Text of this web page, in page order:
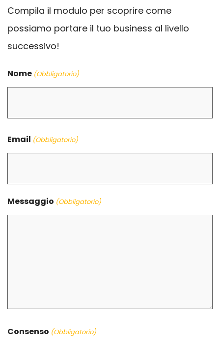
Compila il modulo per scoprire come
possiamo portare il tuo business al livello
successivo!
Nome (Obbligatorio)
Nome
Email (Obbligatorio)
Messaggio (Obbligatorio)
Consenso (Obbligatorio)